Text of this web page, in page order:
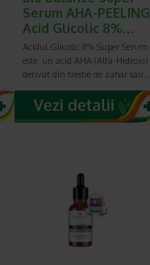
Serum AHA-PEELING
Acid Glicolic 8%…
Acidul Glicolic 8% Super Serum
este: un acid AHA (Alfa-Hidroxi)
derivat din trestie de zahar sau…